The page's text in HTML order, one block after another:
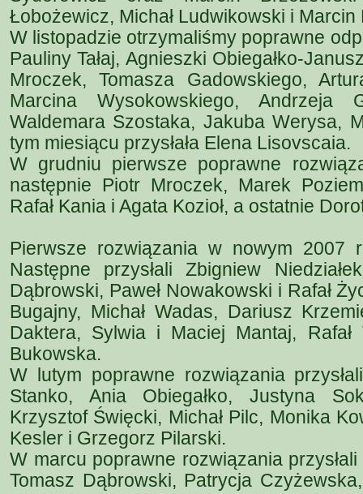
Łobożewicz, Michał Ludwikowski i Marcin
W listopadzie otrzymaliśmy poprawne
Pauliny Tałaj, Agnieszki Obiegałko-
Mroczek, Tomasza Gadowskiego,
Marcina Wysokowskiego, Andrzeja
Waldemara Szostaka, Jakuba Werysa,
tym miesiącu przysłała Elena Lisovscaia.
W grudniu pierwsze poprawne
następnie Piotr Mroczek, Marek
Rafał Kania i Agata Kozioł, a ostatnie
Pierwsze rozwiązania w nowym 2007
Następne przysłali Zbigniew
Dąbrowski, Paweł Nowakowski i Rafał
Bugajny, Michał Wadas, Dariusz
Daktera, Sylwia i Maciej Mantaj,
Bukowska.
W lutym poprawne rozwiązania
Stanko, Ania Obiegałko, Justyna
Krzysztof Święcki, Michał Pilc, Monika
Kesler i Grzegorz Pilarski.
W marcu poprawne rozwiązania
Tomasz Dąbrowski, Patrycja